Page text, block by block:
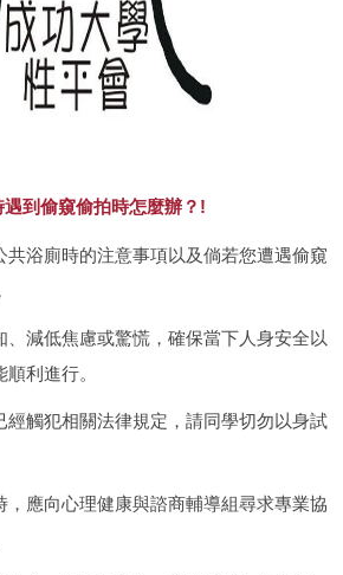
到偷窺偷拍時怎麼辦？!
共浴廁時的注意事項以及倘若您遭遇偷窺
減低焦慮或驚慌，確保當下人身安全以
利進行。
經觸犯相關法律規定，請同學切勿以身試
，應向心理健康與諮商輔導組尋求專業協